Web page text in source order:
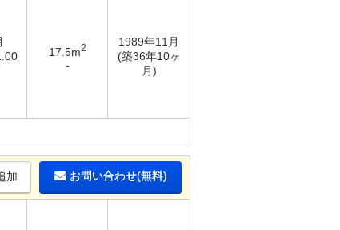
17.5m2
-
1989年11月
(築36年10ヶ
月)
加 お問い合わせ(無料)